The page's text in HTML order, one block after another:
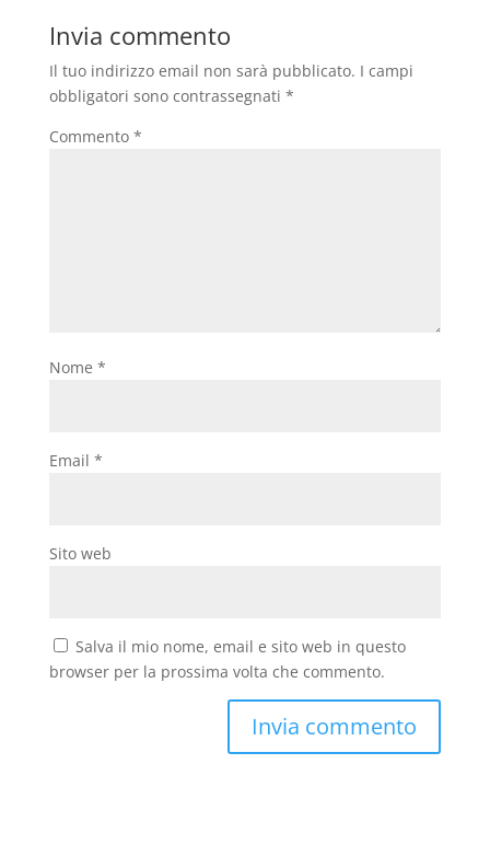
Invia commento
Il tuo indirizzo email non sarà pubblicato. I campi
obbligatori sono contrassegnati *
Commento *
Nome *
Email *
Sito web
Salva il mio nome, email e sito web in questo
browser per la prossima volta che commento.